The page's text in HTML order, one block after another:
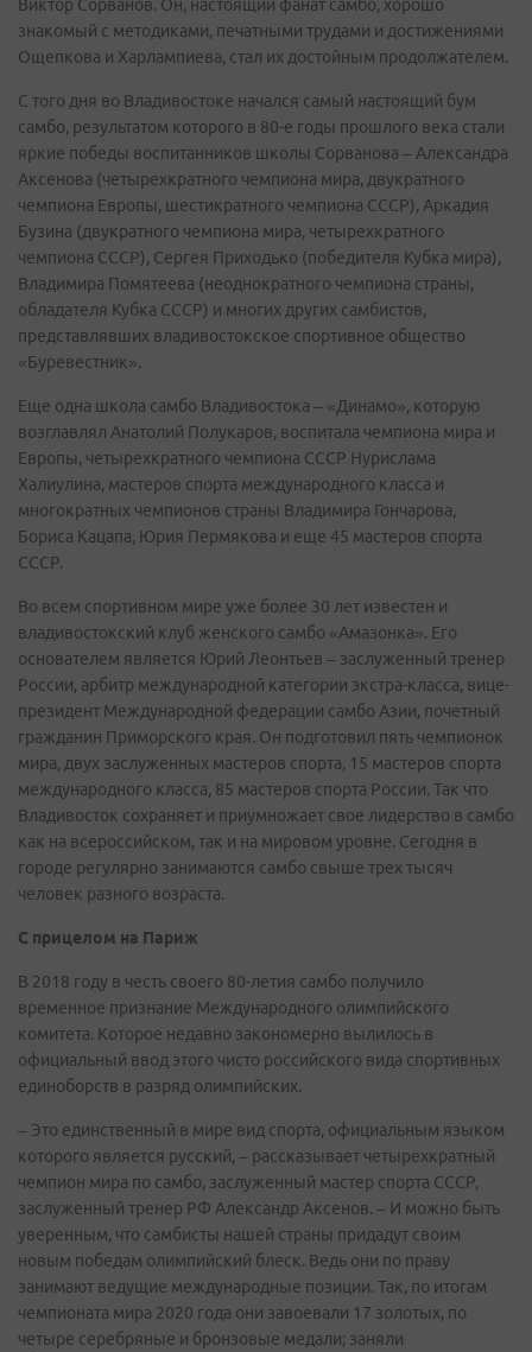
Виктор Сорванов. Он, настоящий фанат самбо, хорошо
знакомый с методиками, печатными трудами и достижениями
Ощепкова и Харлампиева, стал их достойным продолжателем.
С того дня во Владивостоке начался самый настоящий бум
самбо, результатом которого в 80-е годы прошлого века стали
яркие победы воспитанников школы Сорванова – Александра
Аксенова (четырехкратного чемпиона мира, двукратного
чемпиона Европы, шестикратного чемпиона СССР), Аркадия
Бузина (двукратного чемпиона мира, четырехкратного
чемпиона СССР), Сергея Приходько (победителя Кубка мира),
Владимира Помятеева (неоднократного чемпиона страны,
обладателя Кубка СССР) и многих других самбистов,
представлявших владивостокское спортивное общество
«Буревестник».
Еще одна школа самбо Владивостока – «Динамо», которую
возглавлял Анатолий Полукаров, воспитала чемпиона мира и
Европы, четырехкратного чемпиона СССР Нурислама
Халиулина, мастеров спорта международного класса и
многократных чемпионов страны Владимира Гончарова,
Бориса Кацапа, Юрия Пермякова и еще 45 мастеров спорта
СССР.
Во всем спортивном мире уже более 30 лет известен и
владивостокский клуб женского самбо «Амазонка». Его
основателем является Юрий Леонтьев – заслуженный тренер
России, арбитр международной категории экстра-класса, вице-
президент Международной федерации самбо Азии, почетный
гражданин Приморского края. Он подготовил пять чемпионок
мира, двух заслуженных мастеров спорта, 15 мастеров спорта
международного класса, 85 мастеров спорта России. Так что
Владивосток сохраняет и приумножает свое лидерство в самбо
как на всероссийском, так и на мировом уровне. Сегодня в
городе регулярно занимаются самбо свыше трех тысяч
человек разного возраста.
С прицелом на Париж
В 2018 году в честь своего 80-летия самбо получило
временное признание Международного олимпийского
комитета. Которое недавно закономерно вылилось в
официальный ввод этого чисто российского вида спортивных
единоборств в разряд олимпийских.
– Это единственный в мире вид спорта, официальным языком
которого является русский, – рассказывает четырехкратный
чемпион мира по самбо, заслуженный мастер спорта СССР,
заслуженный тренер РФ Александр Аксенов. – И можно быть
уверенным, что самбисты нашей страны придадут своим
новым победам олимпийский блеск. Ведь они по праву
занимают ведущие международные позиции. Так, по итогам
чемпионата мира 2020 года они завоевали 17 золотых, по
четыре серебряные и бронзовые медали; заняли